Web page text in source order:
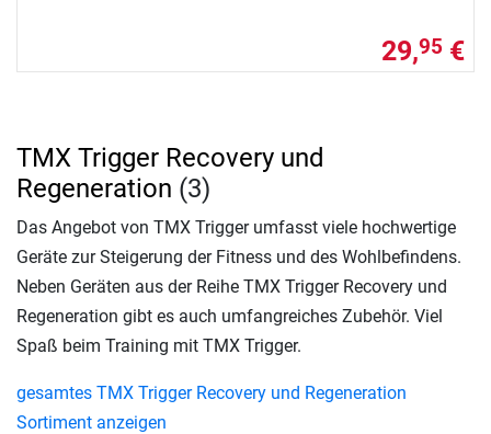
29,95 €
TMX Trigger Recovery und
Regeneration (3)
Das Angebot von TMX Trigger umfasst viele hochwertige
Geräte zur Steigerung der Fitness und des Wohlbefindens.
Neben Geräten aus der Reihe TMX Trigger Recovery und
Regeneration gibt es auch umfangreiches Zubehör. Viel
Spaß beim Training mit TMX Trigger.
gesamtes TMX Trigger Recovery und Regeneration
Sortiment anzeigen